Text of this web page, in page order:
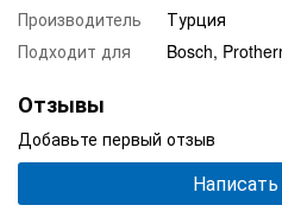
Производитель
Турция
Подходит для
Bosch,
Отзывы
Добавьте первый отзыв